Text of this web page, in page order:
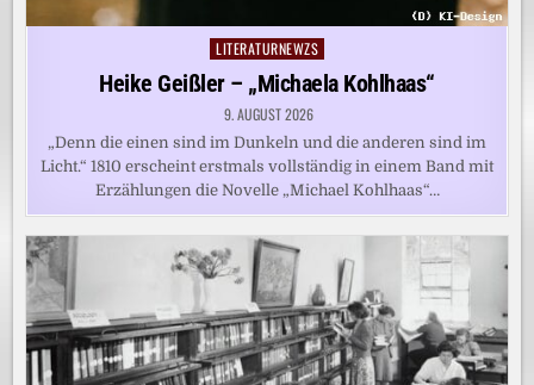
Posted
LITERATURNEWZS
Heike Geißler – „Michaela Kohlhaas“
9. AUGUST 2026
„Denn die einen sind im Dunkeln und die anderen sind im
Licht.“ 1810 erscheint erstmals vollständig in einem Band mit
Erzählungen die Novelle „Michael Kohlhaas“…